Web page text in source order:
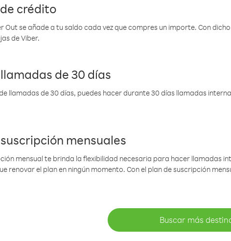
crédito
Out se añade a tu saldo cada vez que compres un importe. Con
de Viber.
de 30 días
llamadas de 30 días, puedes hacer durante 30 días llamadas
mensuales
mensual te brinda la flexibilidad necesaria para hacer llamadas
renovar el plan en ningún momento. Con el plan de suscripción
Buscar más